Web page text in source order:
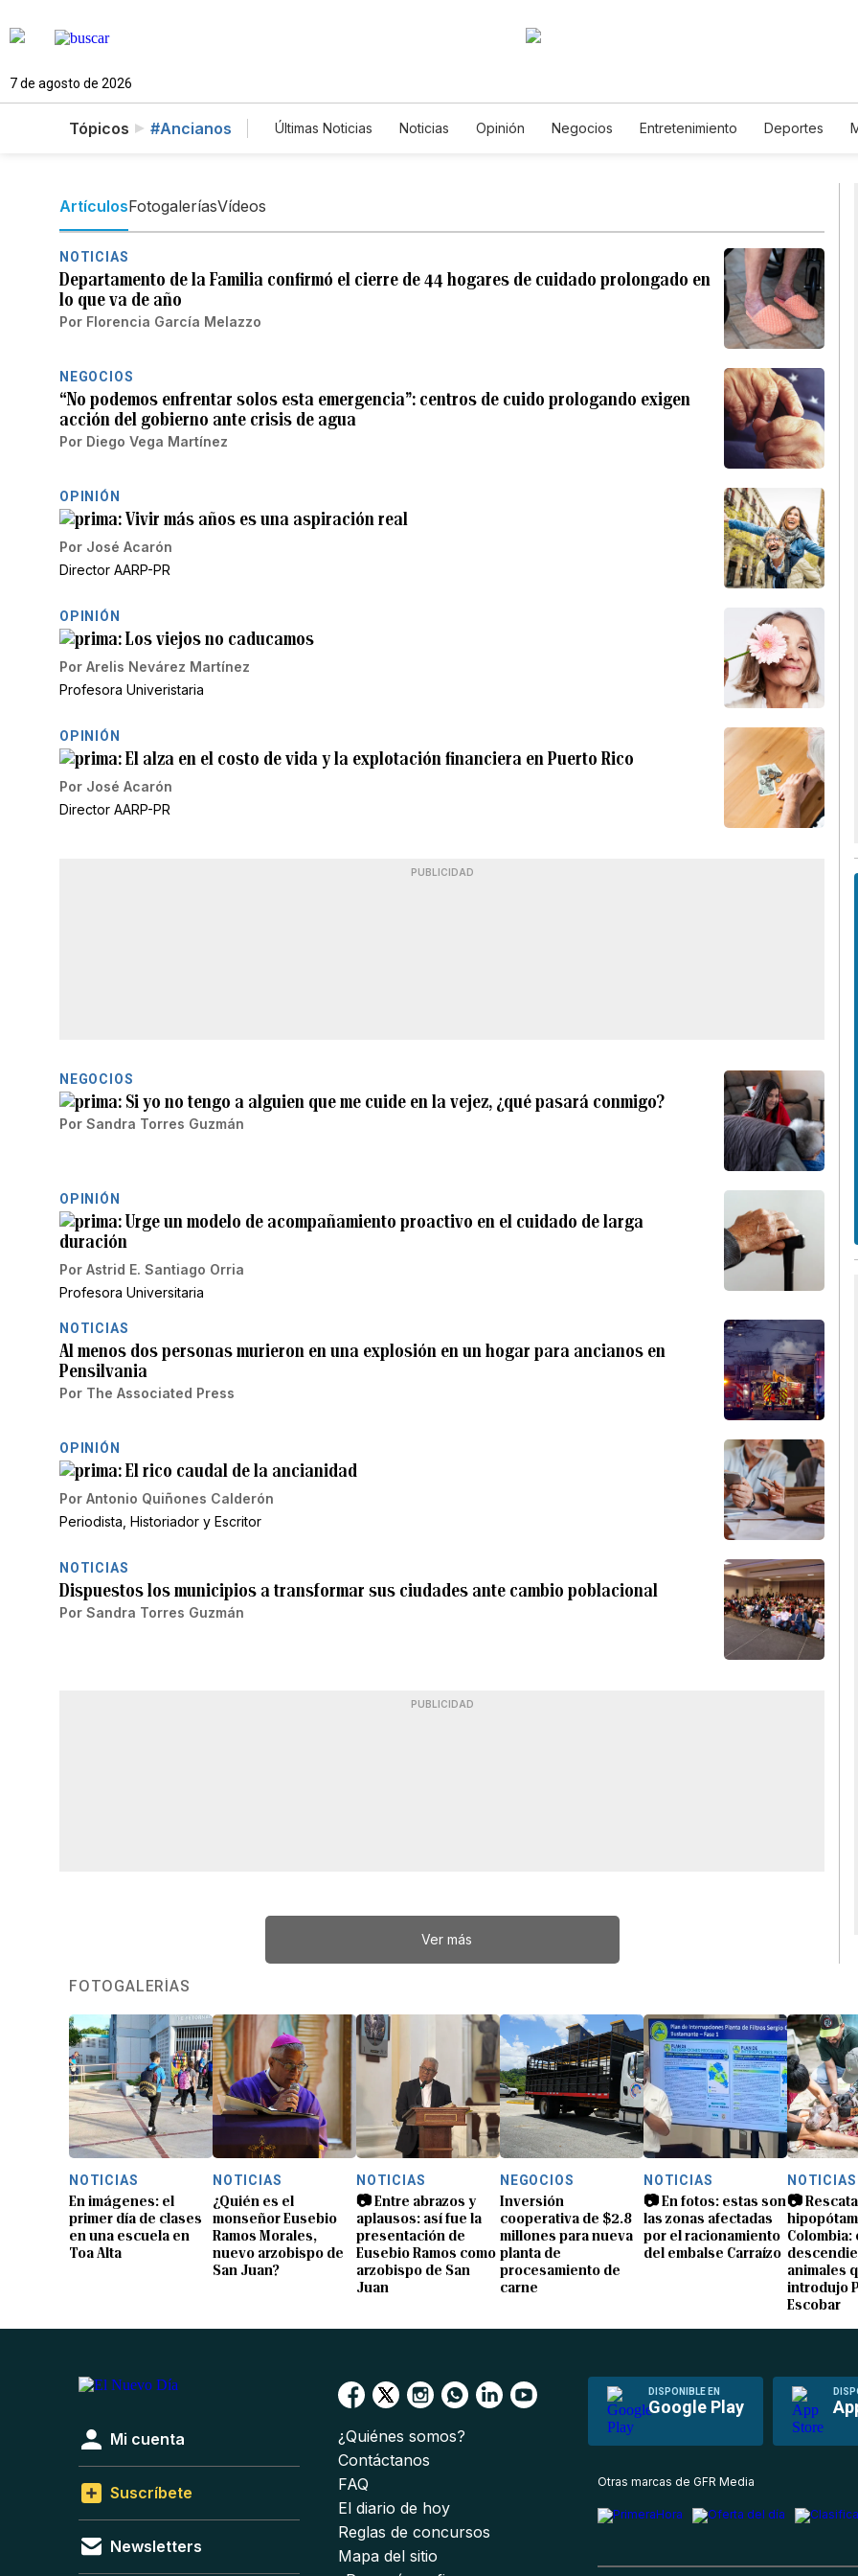
7 de agosto de 2026
Tópicos #Ancianos Últimas Noticias Noticias Opinión Negocios Entretenimiento Deportes
ArtículosFotogaleríasVídeos
NOTICIAS
Departamento de la Familia confirmó el cierre de 44 hogares de cuidado prolongado en
lo que va de año
Por Florencia García Melazzo
NEGOCIOS
“No podemos enfrentar solos esta emergencia”: centros de cuido prologando exigen
acción del gobierno ante crisis de agua
Por Diego Vega Martínez
OPINIÓN
Vivir más años es una aspiración real
Por José Acarón
Director AARP-PR
OPINIÓN
Los viejos no caducamos
Por Arelis Nevárez Martínez
Profesora Univeristaria
OPINIÓN
El alza en el costo de vida y la explotación financiera en Puerto Rico
Por José Acarón
Director AARP-PR
PUBLICIDAD
NEGOCIOS
Si yo no tengo a alguien que me cuide en la vejez, ¿qué pasará conmigo?
Por Sandra Torres Guzmán
OPINIÓN
Urge un modelo de acompañamiento proactivo en el cuidado de larga
duración
Por Astrid E. Santiago Orria
Profesora Universitaria
NOTICIAS
Al menos dos personas murieron en una explosión en un hogar para ancianos en
Pensilvania
Por The Associated Press
OPINIÓN
El rico caudal de la ancianidad
Por Antonio Quiñones Calderón
Periodista, Historiador y Escritor
NOTICIAS
Dispuestos los municipios a transformar sus ciudades ante cambio poblacional
Por Sandra Torres Guzmán
PUBLICIDAD
Ver más
FOTOGALERÍAS
NOTICIAS
En imágenes: el
primer día de clases
en una escuela en
Toa Alta
NOTICIAS
¿Quién es el
monseñor Eusebio
Ramos Morales,
nuevo arzobispo de
San Juan?
NOTICIAS
📷 Entre abrazos y
aplausos: así fue la
presentación de
Eusebio Ramos como
arzobispo de San
Juan
NEGOCIOS
Inversión
cooperativa de $2.8
millones para nueva
planta de
procesamiento de
carne
NOTICIAS
📷 En fotos: estas son
las zonas afectadas
por el racionamiento
del embalse Carraízo
NOTICIAS
📷
Colombia:
animales
introdujo
Escobar
DISPONIBLE EN
Google Play
Mi cuenta
Suscríbete
Newsletters
¿Quiénes somos?
Contáctanos
FAQ
El diario de hoy
Reglas de concursos
Mapa del sitio
Otras marcas de GFR Media